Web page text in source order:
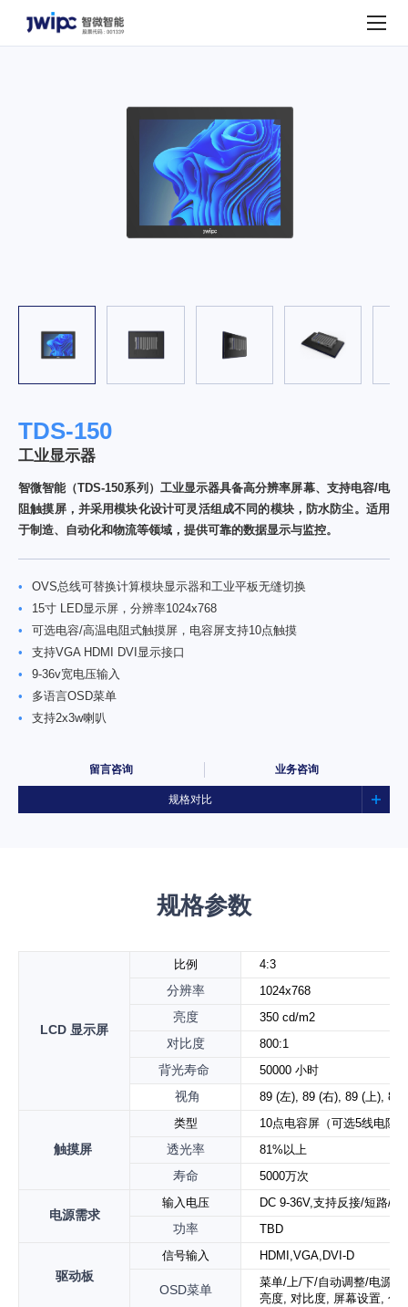
TDS-150
工业显示器
智微智能（TDS-150系列）工业显示器具备高分辨率屏幕、支持电容/电
阻触摸屏，并采用模块化设计可灵活组成不同的模块，防水防尘。适用
于制造、自动化和物流等领域，提供可靠的数据显示与监控。
•
OVS总线可替换计算模块显示器和工业平板无缝切换
•
15寸 LED显示屏，分辨率1024x768
•
可选电容/高温电阻式触摸屏，电容屏支持10点触摸
•
支持VGA HDMI DVI显示接口
•
9-36v宽电压输入
•
多语言OSD菜单
•
支持2x3w喇叭
留言咨询 业务咨询
规格对比
规格参数
LCD 显示屏
比例 4:3
分辨率 1024x768
亮度 350 cd/m2
对比度 800:1
背光寿命 50000 小时
视角 89 (左), 89 (右), 89 (上), 89
触摸屏
类型 10点电容屏（可选5线电阻
透光率 81%以上
寿命 5000万次
电源需求
输入电压 DC 9-36V,支持反接/短路/
功率 TBD
驱动板
信号输入 HDMI,VGA,DVI-D
OSD菜单
菜单/上/下/自动调整/电源开
亮度, 对比度, 屏幕设置, 色